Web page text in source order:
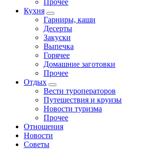
Прочее
Кухня
Гарниры, каши
Десерты
Закуски
Выпечка
Горячее
Домашние заготовки
Прочее
Отдых
Вести туроператоров
Путешествия и круизы
Новости туризма
Прочее
Отношения
Новости
Советы